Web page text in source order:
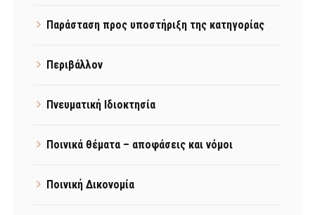
Παράσταση προς υποστήριξη της κατηγορίας
Περιβάλλον
Πνευματική Ιδιοκτησία
Ποινικά θέματα – αποφάσεις και νόμοι
Ποινική Δικονομία